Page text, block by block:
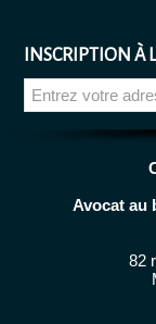
INSCRIPTION À
Avocat au
82